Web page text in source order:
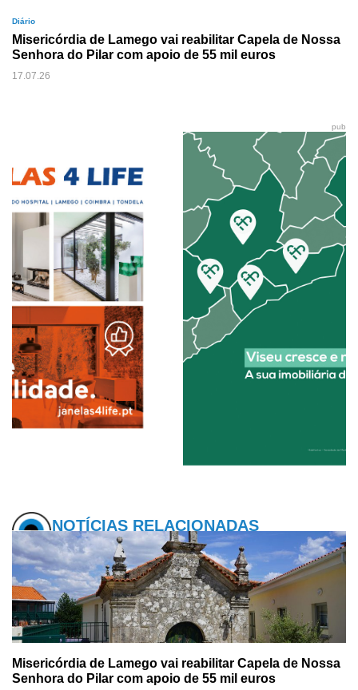
Diário
Misericórdia de Lamego vai reabilitar Capela de Nossa
Senhora do Pilar com apoio de 55 mil euros
17.07.26
pub
NOTÍCIAS RELACIONADAS
Misericórdia de Lamego vai reabilitar Capela de Nossa
Senhora do Pilar com apoio de 55 mil euros